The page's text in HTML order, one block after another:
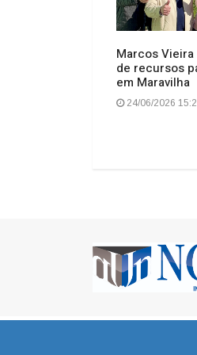
Marcos
de recursos
em Maravilha
24/06/2026